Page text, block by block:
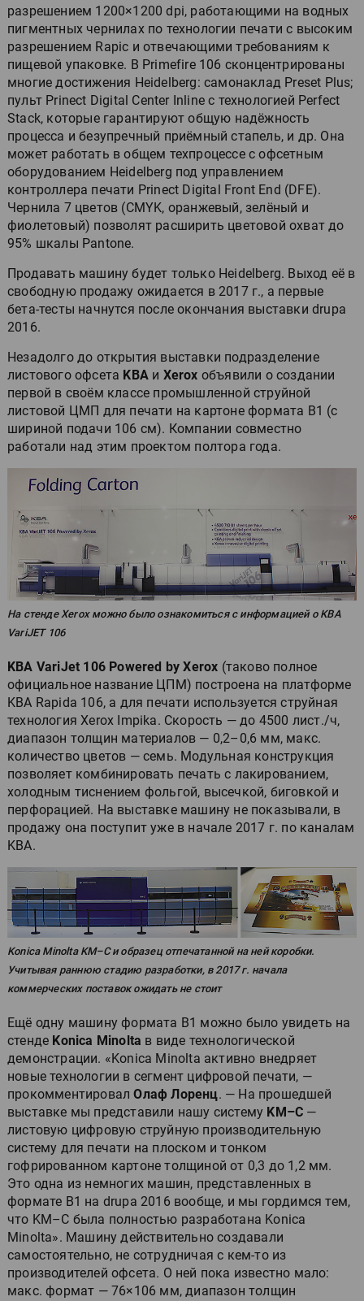
разрешением 1200×1200 dpi, работающими на водных
пигментных чернилах по технологии печати с высоким
разрешением Rapic и отвечающими требованиям к
пищевой упаковке. В Primefire 106 сконцентрированы
многие достижения Heidelberg: самонаклад Preset Plus;
пульт Prinect Digital Center Inline с технологией Perfect
Stack, которые гарантируют общую надёжность
процесса и безупречный приёмный стапель, и др. Она
может работать в общем техпроцессе с офсетным
оборудованием Heidelberg под управлением
контроллера печати Prinect Digital Front End (DFE).
Чернила 7 цветов (CMYK, оранжевый, зелёный и
фиолетовый) позволят расширить цветовой охват до
95% шкалы Pantone.
Продавать машину будет только Heidelberg. Выход её в
свободную продажу ожидается в 2017 г., а первые
бета-тесты начнутся после окончания выставки drupa
2016.
Незадолго до открытия выставки подразделение
листового офсета KBA и Xerox объявили о создании
первой в своём классе промышленной струйной
листовой ЦМП для печати на картоне формата B1 (c
шириной подачи 106 см). Компании совместно
работали над этим проектом полтора года.
На стенде Xerox можно было ознакомиться с информацией о KBA
VariJET 106
KBA VariJet 106 Powered by Xerox (таково полное
официальное название ЦПМ) построена на платформе
KBA Rapida 106, а для печати используется струйная
технология Xerox Impika. Скорость — до 4500 лист./ч,
диапазон толщин материалов — 0,2–0,6 мм, макс.
количество цветов — семь. Модульная конструкция
позволяет комбинировать печать с лакированием,
холодным тиснением фольгой, высечкой, биговкой и
перфорацией. На выставке машину не показывали, в
продажу она поступит уже в начале 2017 г. по каналам
KBA.
Konica Minolta KM–C и образец отпечатанной на ней коробки.
Учитывая раннюю стадию разработки, в 2017 г. начала
коммерческих поставок ожидать не стоит
Ещё одну машину формата B1 можно было увидеть на
стенде Konica Minolta в виде технологической
демонстрации. «Konica Minolta активно внедряет
новые технологии в сегмент цифровой печати, —
прокомментировалОлаф Лоренц. — На прошедшей
выставке мы представили нашу систему KM–C —
листовую цифровую струйную производительную
систему для печати на плоском и тонком
гофрированном картоне толщиной от 0,3 до 1,2 мм.
Это одна из немногих машин, представленных в
формате B1 на drupa 2016 вообще, и мы гордимся тем,
что KM–C была полностью разработана Konica
Minolta». Машину действительно создавали
самостоятельно, не сотрудничая с кем-то из
производителей офсета. О ней пока известно мало:
макс. формат — 76×106 мм, диапазон толщин